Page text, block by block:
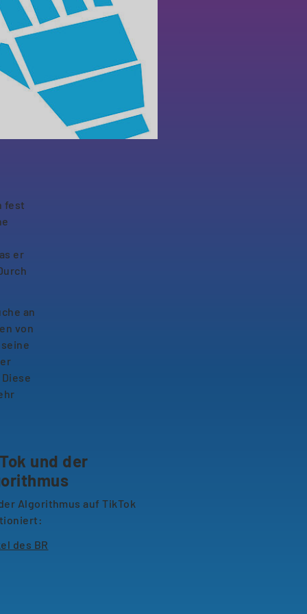
fest
er
an
von
Diese
und der
Algorithmus auf TikTok
des BR